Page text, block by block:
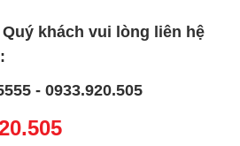
khách vui lòng liên hệ
- 0933.920.505